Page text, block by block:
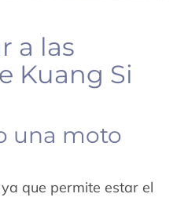
a las
Kuang Si
una moto
ya que permite estar el